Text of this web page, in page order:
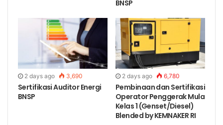
Kode Unit Judul Unit Kompetisi
1. M.692000.007.02
Memproses Entry
Jurnal
Memeriksa
Bukti Transaksi
Mencatat Bukti
Transaksi ke
BNSP
2 days ago 3,690
Sertifikasi Auditor Energi
BNSP
2 days ago 6,780
Pembinaan dan Sertifikasi
Operator Penggerak Mula
Kelas 1 (Genset/Diesel)
Blended by KEMNAKER RI